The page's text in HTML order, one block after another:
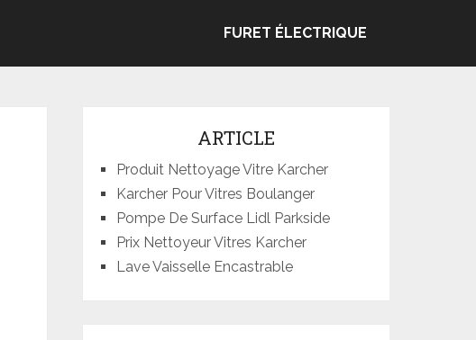
FURET ÉLECTRIQUE
ARTICLE
Produit Nettoyage Vitre Karcher
Karcher Pour Vitres Boulanger
Pompe De Surface Lidl Parkside
Prix Nettoyeur Vitres Karcher
Lave Vaisselle Encastrable